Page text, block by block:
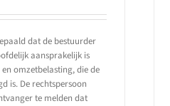
dat de bestuurder
aansprakelijk is
omzetbelasting, die de
is. De rechtspersoon
te melden dat